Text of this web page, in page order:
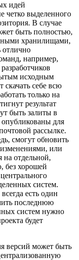
идей
четко выделенного
В случае
быть полностью,
хранилищами,
отлично
например,
исходным
скачать себе всю
только на
результат
быть залиты в
для
рассылке.
смогут обновить
или
на отдельной,
без хорошей
систем.
есть один
последнюю
систем нужно
будет
версий может быть